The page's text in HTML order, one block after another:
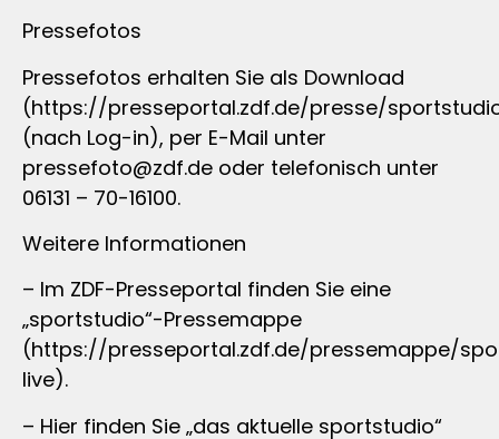
Pressefotos
Pressefotos erhalten Sie als Download
(https://presseportal.zdf.de/presse/
(nach Log-in), per E-Mail unter
pressefoto@zdf.de oder telefonisch unter
06131 – 70-16100.
Weitere Informationen
– Im ZDF-Presseportal finden Sie eine
„sportstudio“-Pressemappe
(https://presseportal.zdf.de/pressemappe/
live).
– Hier finden Sie „das aktuelle sportstudio“